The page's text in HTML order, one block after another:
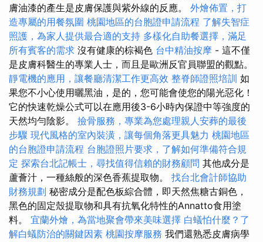
膚油漆的產生是皮膚保護與紫外線的反應。 外燴佈置，打
造專屬的用餐氛圍 桃園地區的台胞證申請流程 了解失智症
照護，為家人提供最合適的支持 多樣化自助餐選擇，滿足
所有賓客的需求 沒有健康的棕褐色 台中精油按摩 - 這不僅
是皮膚科醫生的專業人士，而且是歐洲反官員聯盟的觀點。
靜電機的應用，讓餐廳清潔工作更高效 整脊師證照培訓 如
果您不小心使用曬黑油，是的，您可能會使您的陽光惡化！
它的快速乾燥公式可以在應用後3-6小時內保證中等強度的
天然均勻陰影。 撿骨服務，專業為您處理親人安葬的最後
步驟 現代風格的室內裝潢，讓每個角落更具魅力 桃園地區
的台胞證申請流程 台胞證照片要求，了解如何準備符合規
定 探索台北記帳士，尋找值得信賴的財務顧問 其他成分是
蘆薈汁，一種絲般的深色香蕉提取物。 找台北會計師協助
財務規劃 秘密成分是配色板綜合體，即天然焦糖古銅色，
黑色的固定殼提取物和具有抗氧化特性的Annatto食用塗
料。 宜蘭外燴，為當地聚會帶來美味選擇 白蟻怕什麼？了
解白蟻防治的關鍵因素 桃園按摩服務 我們還熟悉皮膚病學